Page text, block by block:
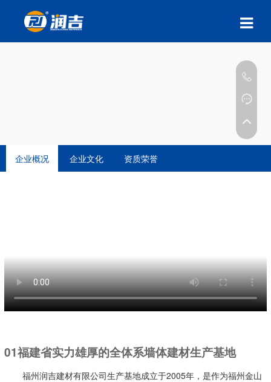
企业概况 企业文化 资质荣誉
01福建省实力雄厚的全体系墙体建材生产基地
福州润吉建材有限公司生产基地成立于2005年，是作为福州金山